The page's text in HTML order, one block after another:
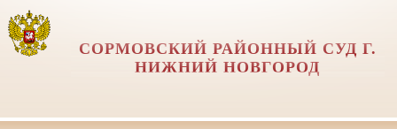
СОРМОВСКИЙ РАЙОННЫЙ СУД Г.
НИЖНИЙ НОВГОРОД